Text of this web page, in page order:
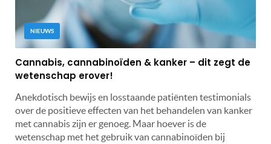
NIEUWS
Cannabis, cannabinoïden & kanker – dit zegt de
wetenschap erover!
Anekdotisch bewijs en losstaande patiënten testimonials
over de positieve effecten van het behandelen van kanker
met cannabis zijn er genoeg. Maar hoever is de
wetenschap met het gebruik van cannabinoïden bij